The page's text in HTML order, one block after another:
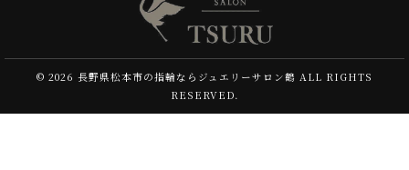
© 2026 長野県松本市の指輪ならジュエリーサロン鶴 ALL RIGHTS
RESERVED.